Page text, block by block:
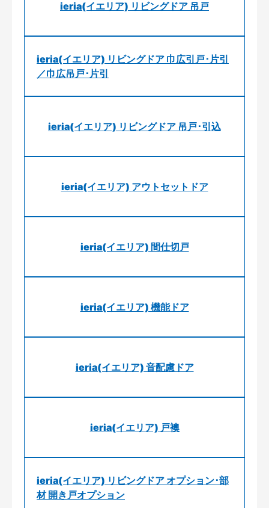
ieria(イエリア) リビングドア 吊戸
ieria(イエリア) リビングドア 巾広引戸･片引
／巾広吊戸･片引
ieria(イエリア) リビングドア 吊戸･引込
ieria(イエリア) アウトセットドア
ieria(イエリア) 間仕切戸
ieria(イエリア) 機能ドア
ieria(イエリア) 音配慮ドア
ieria(イエリア) 戸襖
ieria(イエリア) リビングドア オプション･部
材 開き戸オプション